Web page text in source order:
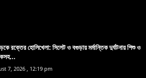
রক্তের হোলিখেলা: সিলেট ও বগুড়ায় মর্মান্তিক দুর্ঘটনায় শিশু ও
7, 2026 , 12:19 pm